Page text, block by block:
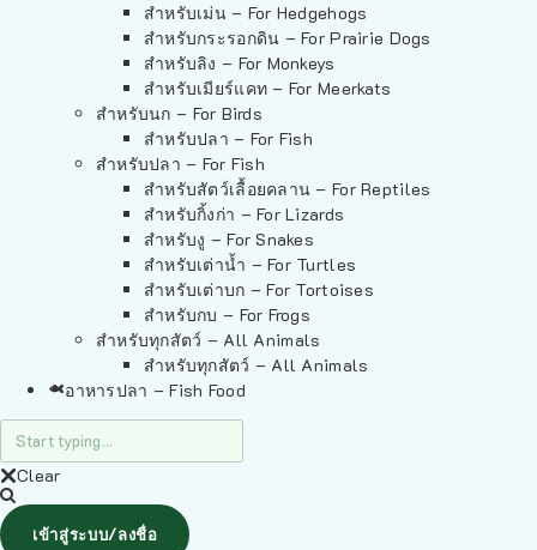
สำหรับเม่น – For Hedgehogs
สำหรับกระรอกดิน – For Prairie Dogs
สำหรับลิง – For Monkeys
สำหรับเมียร์แคท – For Meerkats
สำหรับนก – For Birds
สำหรับปลา – For Fish
สำหรับปลา – For Fish
สำหรับสัตว์เลื้อยคลาน – For Reptiles
สำหรับกิ้งก่า – For Lizards
สำหรับงู – For Snakes
สำหรับเต่าน้ำ – For Turtles
สำหรับเต่าบก – For Tortoises
สำหรับกบ – For Frogs
สำหรับทุกสัตว์ – All Animals
สำหรับทุกสัตว์ – All Animals
อาหารปลา – Fish Food
Clear
เข้าสู่ระบบ/ลงชื่อ